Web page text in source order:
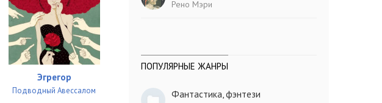
Эгрегор
Подводный Авессалом
Рено Мэри
ПОПУЛЯРНЫЕ ЖАНРЫ
Фантастика, фэнтези